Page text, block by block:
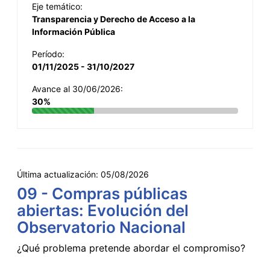
Eje temático:
Transparencia y Derecho de Acceso a la
Información Pública
Período:
01/11/2025 - 31/10/2027
Avance al 30/06/2026:
30%
Última actualización: 05/08/2026
09 - Compras públicas
abiertas: Evolución del
Observatorio Nacional
¿Qué problema pretende abordar el compromiso?